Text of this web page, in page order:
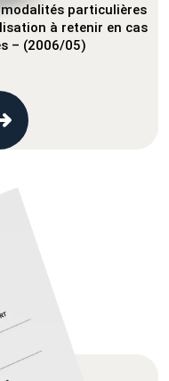
particulières
à retenir en cas
– (2006/05)